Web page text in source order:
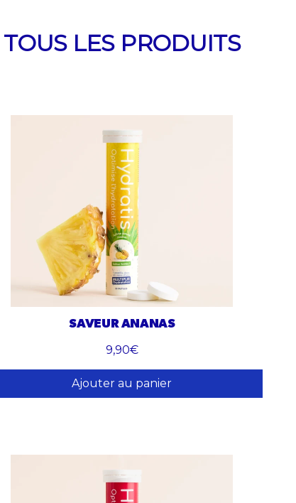
TOUS LES PRODUITS
SAVEUR ANANAS
9,90€
Ajouter au panier